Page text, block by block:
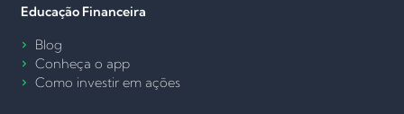
Educação Financeira
Blog
Conheça o app
Como investir em ações